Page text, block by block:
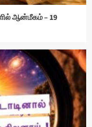
ஆன்மீகம் – 19